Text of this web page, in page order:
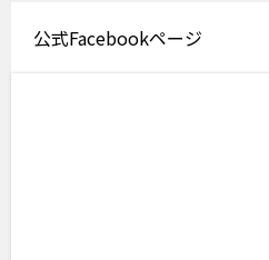
公式Facebookページ